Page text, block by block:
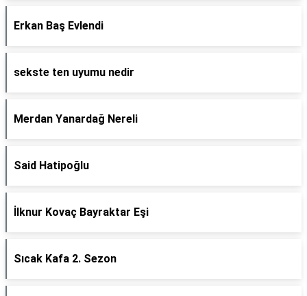
Erkan Baş Evlendi
sekste ten uyumu nedir
Merdan Yanardağ Nereli
Said Hatipoğlu
İlknur Kovaç Bayraktar Eşi
Sıcak Kafa 2. Sezon